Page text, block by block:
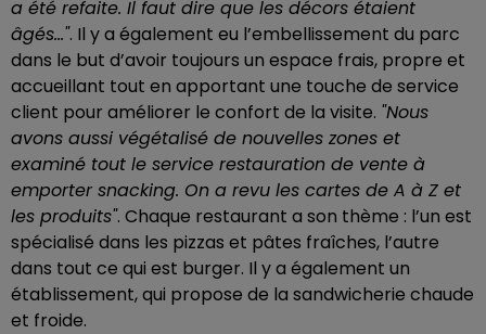
a été refaite. Il faut dire que les décors étaient
âgés...". Il y a également eu l’embellissement du parc
dans le but d’avoir toujours un espace frais, propre et
accueillant tout en apportant une touche de service
client pour améliorer le confort de la visite. "Nous
avons aussi végétalisé de nouvelles zones et
examiné tout le service restauration de vente à
emporter snacking. On a revu les cartes de A à Z et
les produits". Chaque restaurant a son thème : l’un est
spécialisé dans les pizzas et pâtes fraîches, l’autre
dans tout ce qui est burger. Il y a également un
établissement, qui propose de la sandwicherie chaude
et froide.